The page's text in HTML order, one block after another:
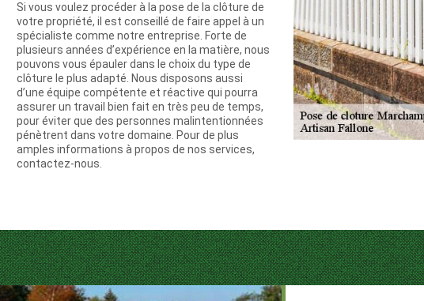
Si vous voulez procéder à la pose de la clôture de
votre propriété, il est conseillé de faire appel à un
spécialiste comme notre entreprise. Forte de
plusieurs années d’expérience en la matière, nous
pouvons vous épauler dans le choix du type de
clôture le plus adapté. Nous disposons aussi
d’une équipe compétente et réactive qui pourra
assurer un travail bien fait en très peu de temps,
pour éviter que des personnes malintentionnées
pénètrent dans votre domaine. Pour de plus
amples informations à propos de nos services,
contactez-nous.